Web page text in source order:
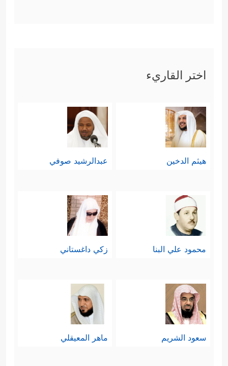
اختر القاريء
هيثم الدخين عبدالرشيد صوفي
محمود علي البنا زكي داغستاني
سعود الشريم ماهر المعيقلي